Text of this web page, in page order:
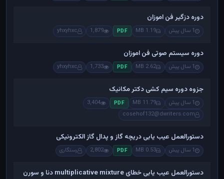
دوره دزگیر فن اموزان
1 سال پیش 1.19 MB
PDF
1,879
yhxyhxc
دوره سیستم صوتی فن اموزان
1 سال پیش 2.62 MB
PDF
1,733
yhxyhxc
جزوه دوره سیم کشی دکتر مکانیک
1 سال پیش 11.79 MB
PDF
3,404
cosehof132@dwriters.com
دستورالعمل عیب یابی دریچه گاز و پدال گاز الکترونیکی
1 سال پیش 0.53 MB
PDF
2,802 رستگاری
دستورالعمل عیب یابی خطای multiplicative mixture دنا و سورن